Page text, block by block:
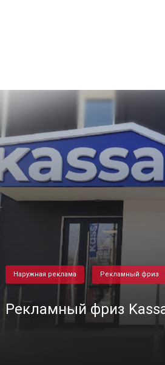
Наружная реклама Рекламный фриз
Рекламный фриз